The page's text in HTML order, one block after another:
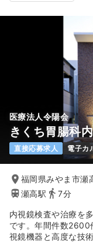
医療法人令陽会
きくち胃腸科
直接応募求人 電子カ
福岡県みやま市瀬
瀬高駅
7分
内視鏡検査や治療を
です。年間件数2600
視鏡機器と高度な技